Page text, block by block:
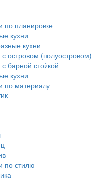
по планировке
кухни
кухни
с островом (полуостровом)
с барной стойкой
кухни
по материалу
по стилю